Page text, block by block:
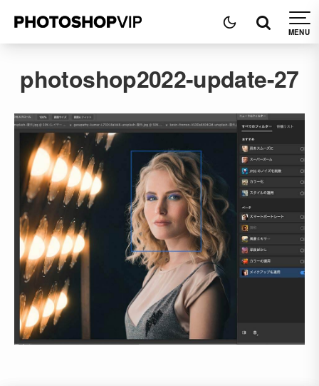
photoshop2022-update-27